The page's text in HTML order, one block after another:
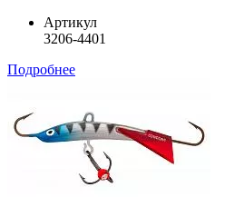
Артикул
3206-4401
Подробнее